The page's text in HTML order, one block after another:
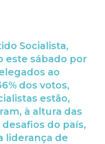
Socialista,
este sábado por
ao
dos votos,
estão,
à altura das
do país,
liderança de